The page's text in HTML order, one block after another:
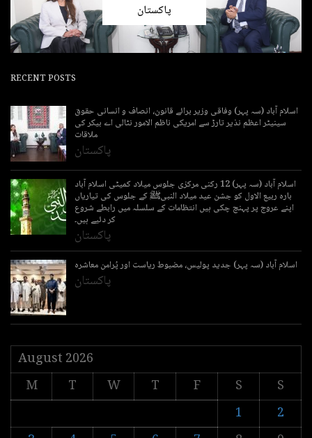
پاکستان
RECENT POSTS
اسلام آباد (سہ پہر) وفاقی وزیر برائے قانون، انصاف و انسانی حقوق
سینیٹر اعظم نذیر تارڑ سے امریکی ناظم الامور نٹالی اے بیکر کی
ملاقات
پاکستان
اسلام آباد (سہ پہر) 12 رکنی مرکزی جلوس میلاد کمیٹی اسلام آباد
بارہ ربیع الاول کو جشن عید میلاد النبیﷺ کے جلوس کی تیاریاں
اپنے عروج پر پہنچ چکی ہیں انتظامات کے سلسلہ میں رابطے شروع
کر دئیے ہیں۔
پاکستان
اسلام آباد (سہ پہر) جدید پولیس، مضبوط ریاست اور پُرامن معاشرہ
پاکستان
August 2026
M
T W T F S
S
1
2